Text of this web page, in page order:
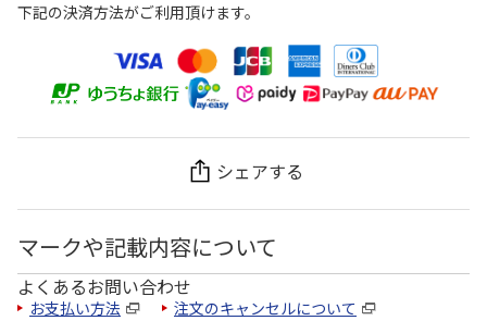
下記の決済方法がご利用頂けます。
シェアする
マークや記載内容について
よくあるお問い合わせ
お支払い方法 注文のキャンセルについて